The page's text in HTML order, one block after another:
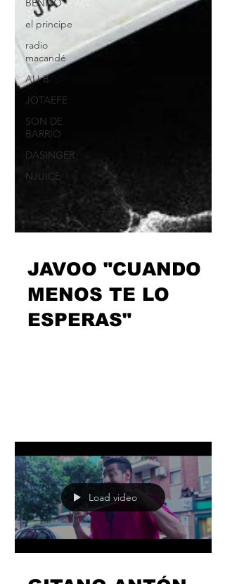
BENITO
el principe
radio
macandé
ALI B
JOTAEFE
SON DE
BARRIO
DASINGER
NJUICE
hacerse un hueco y un nombre en...